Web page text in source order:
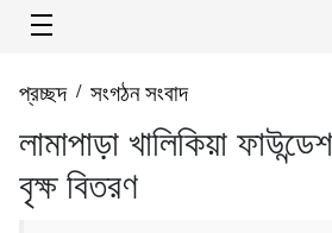
প্রচ্ছদ/ সংগঠন সংবাদ
লামাপাড়া খালিকিয়া
বৃক্ষ বিতরণ